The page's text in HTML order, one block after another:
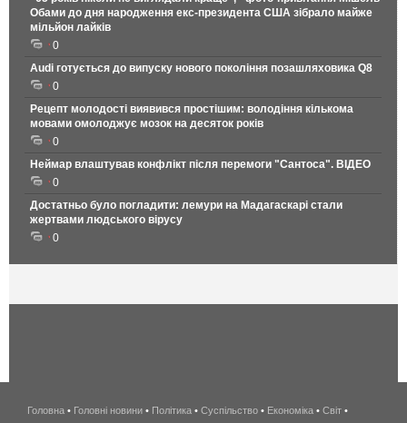
Обами до дня народження екс-президента США зібрало майже
мільйон лайків
0
Audi готується до випуску нового покоління позашляховика Q8
0
Рецепт молодості виявився простішим: володіння кількома
мовами омолоджує мозок на десяток років
0
Неймар влаштував конфлікт після перемоги "Сантоса". ВІДЕО
0
Достатньо було погладити: лемури на Мадагаскарі стали
жертвами людського вірусу
0
беспроводной
Головна • Головні новини • Політика • Суспільство • Економіка • Світ •